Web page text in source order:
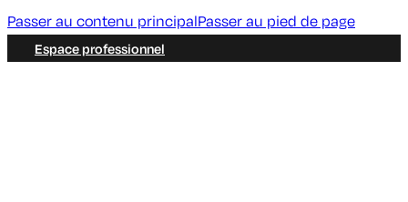
Passer au contenu principalPasser au pied de page
Espace professionnel